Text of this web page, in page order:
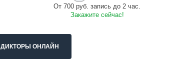
От 700 руб. запись до 2 час.
Закажите сейчас!
ДИКТОРЫ ОНЛАЙН